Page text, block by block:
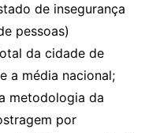
de insegurança
pessoas)
da cidade de
a média nacional;
metodologia da
por